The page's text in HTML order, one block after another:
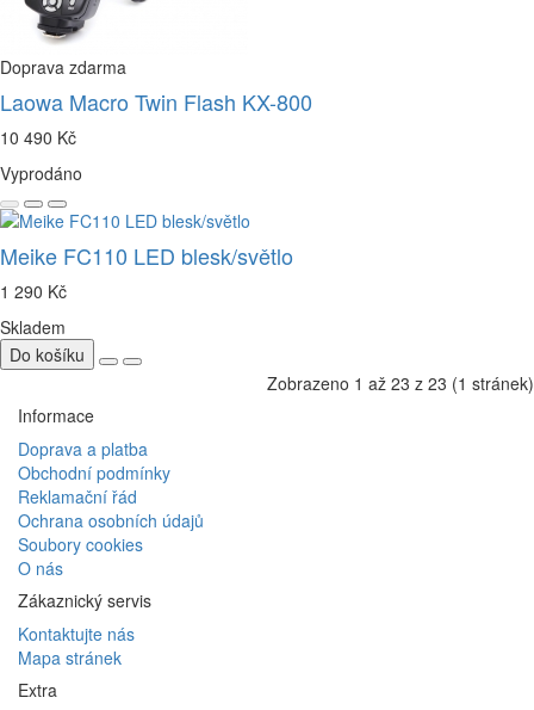
Doprava zdarma
Laowa Macro Twin Flash KX-800
10 490 Kč
Vyprodáno
Meike FC110 LED blesk/světlo
1 290 Kč
Skladem
Do košíku
Zobrazeno 1 až 23 z 23 (1 stránek)
Informace
Doprava a platba
Obchodní podmínky
Reklamační řád
Ochrana osobních údajů
Soubory cookies
O nás
Zákaznický servis
Kontaktujte nás
Mapa stránek
Extra